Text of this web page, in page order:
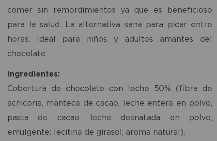
comer sin remordimientos ya que es beneficioso
para la salud. La alternativa sana para picar entre
horas. Ideal para niños y adultos amantes del
chocolate.
Ingredientes:
Cobertura de chocolate con leche 50% (fibra de
achicoria, manteca de cacao, leche entera en polvo,
pasta de cacao, leche desnatada en polvo,
emulgente: lecitina de girasol, aroma natural).